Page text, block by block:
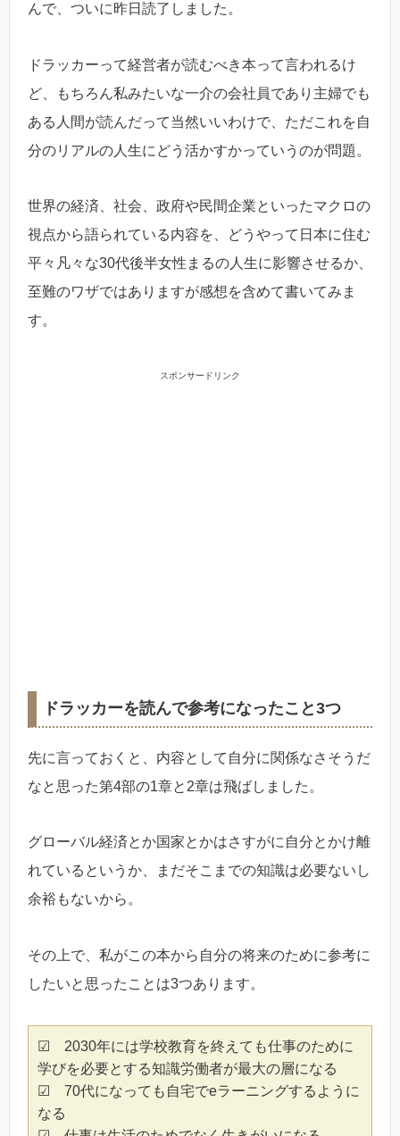
んで、ついに昨日読了しました。
ドラッカーって経営者が読むべき本って言われるけ
ど、もちろん私みたいな一介の会社員であり主婦でも
ある人間が読んだって当然いいわけで、ただこれを自
分のリアルの人生にどう活かすかっていうのが問題。
世界の経済、社会、政府や民間企業といったマクロの
視点から語られている内容を、どうやって日本に住む
平々凡々な30代後半女性まるの人生に影響させるか、
至難のワザではありますが感想を含めて書いてみま
す。
スポンサードリンク
ドラッカーを読んで参考になったこと3つ
先に言っておくと、内容として自分に関係なさそうだ
なと思った第4部の1章と2章は飛ばしました。
グローバル経済とか国家とかはさすがに自分とかけ離
れているというか、まだそこまでの知識は必要ないし
余裕もないから。
その上で、私がこの本から自分の将来のために参考に
したいと思ったことは3つあります。
☑ 2030年には学校教育を終えても仕事のために
学びを必要とする知識労働者が最大の層になる
☑ 70代になっても自宅でeラーニングするように
なる